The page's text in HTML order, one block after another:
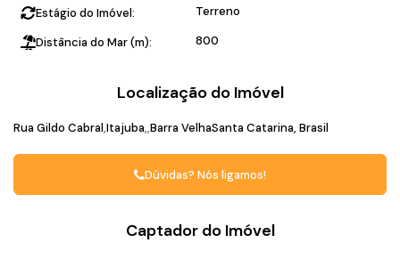
Estágio do Imóvel: Terreno
Distância do Mar (m): 800
Localização do Imóvel
Rua Gildo Cabral Itajuba Barra VelhaSanta Catarina, Brasil
Dúvidas? Nós ligamos!
Captador do Imóvel